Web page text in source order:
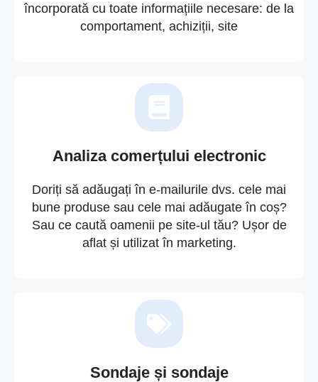
încorporată cu toate informațiile necesare: de la
comportament, achiziții, site
Analiza comerțului electronic
Doriți să adăugați în e-mailurile dvs. cele mai
bune produse sau cele mai adăugate în coș?
Sau ce caută oamenii pe site-ul tău? Ușor de
aflat și utilizat în marketing.
Sondaje și sondaje